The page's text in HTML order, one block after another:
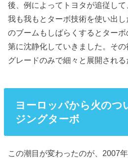
後、例によってトヨタが追従し
我も我もとターボ技術を使い出
のブームもしばらくするとター
第に沈静化していきました。そ
グレードのみで細々と展開される
ヨーロッパから火のつ
ジングターボ
この潮目が変わったのが、2007